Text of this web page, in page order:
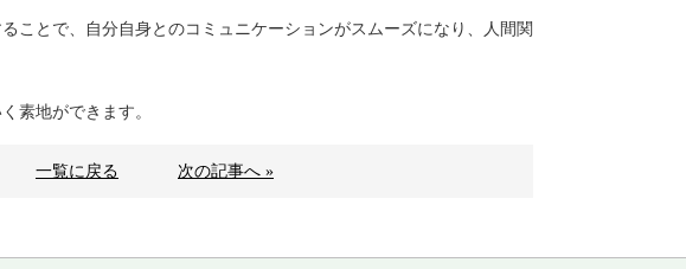
ことで、自分自身とのコミュニケーションがスムーズになり、人間関
素地ができます。
一覧に戻る 次の記事へ »